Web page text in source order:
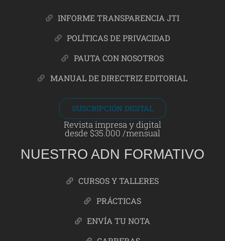
INFORME TRANSPARENCIA JTI
POLÍTICAS DE PRIVACIDAD
PAUTA CON NOSOTROS
MANUAL DE DIRECTRIZ EDITORIAL
SUSCRIPCIÓN DIGITAL
Revista impresa y digital
desde $35.000 /mensual
NUESTRO ADN FORMATIVO
CURSOS Y TALLERES
PRÁCTICAS
ENVÍA TU NOTA